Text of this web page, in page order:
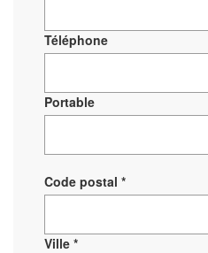
Téléphone
Portable
Code postal *
Ville *